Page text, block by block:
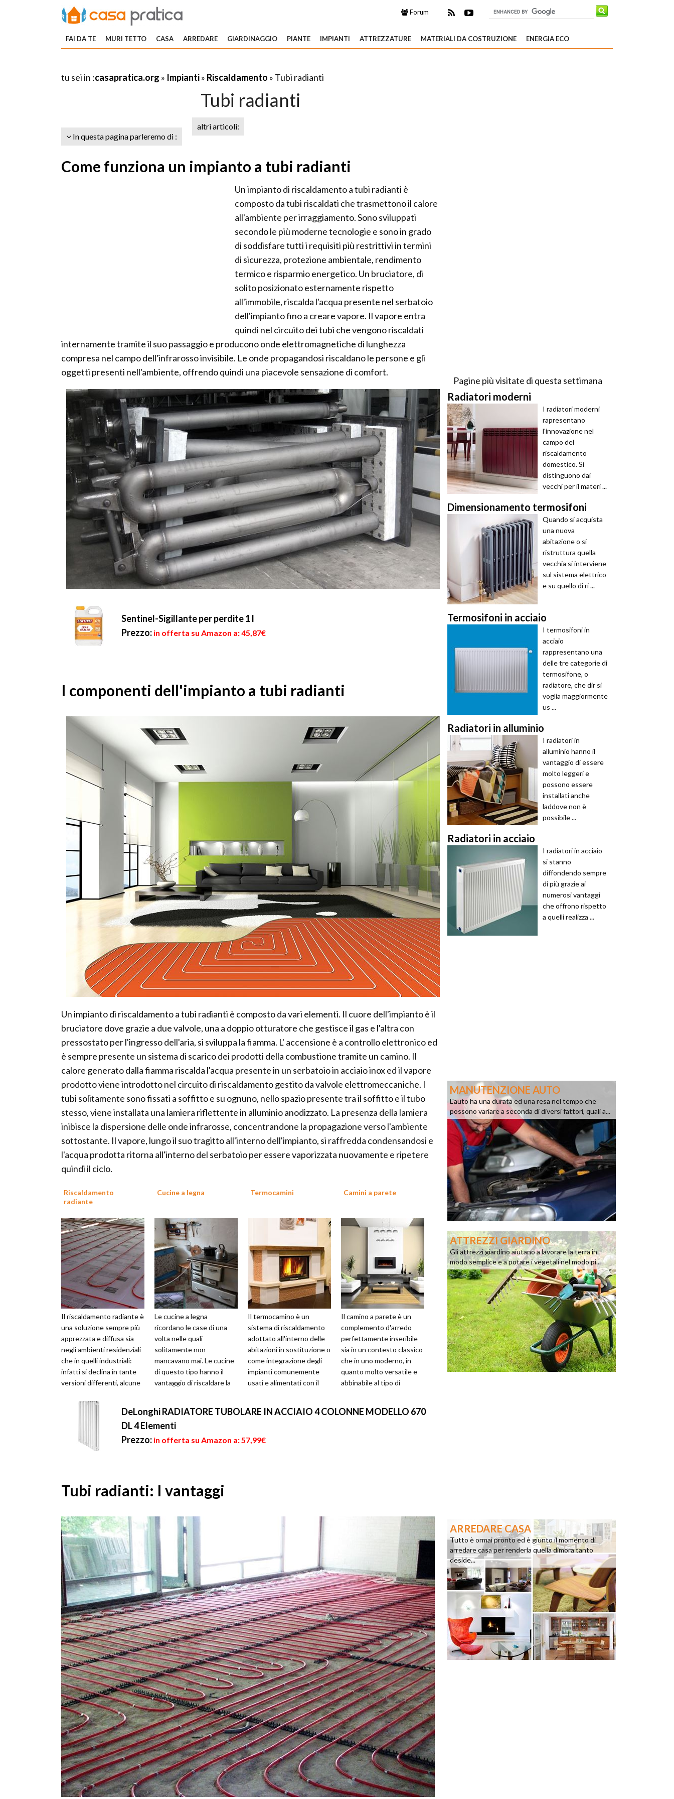
Forum
FAI DA TE MURI TETTO CASA ARREDARE GIARDINAGGIO PIANTE IMPIANTI ATTREZZATURE MATERIALI DA COSTRUZIONE ENERGIA ECO
tu sei in :casapratica.org » Impianti» Riscaldamento » Tubi radianti
Tubi radianti
In questa pagina parleremo di :
altri articoli:
Come funziona un impianto a tubi radianti
Un impianto di riscaldamento a tubi radianti è
composto da tubi riscaldati che trasmettono il calore
all'ambiente per irraggiamento. Sono sviluppati
secondo le più moderne tecnologie e sono in grado
di soddisfare tutti i requisiti più restrittivi in termini
di sicurezza, protezione ambientale, rendimento
termico e risparmio energetico. Un bruciatore, di
solito posizionato esternamente rispetto
all'immobile, riscalda l'acqua presente nel serbatoio
dell'impianto fino a creare vapore. Il vapore entra
quindi nel circuito dei tubi che vengono riscaldati
internamente tramite il suo passaggio e producono onde elettromagnetiche di lunghezza
compresa nel campo dell'infrarosso invisibile. Le onde propagandosi riscaldano le persone e gli
oggetti presenti nell'ambiente, offrendo quindi una piacevole sensazione di comfort.
Sentinel-Sigillante per perdite 1 l
Prezzo: in offerta su Amazon a: 45,87€
I componenti dell'impianto a tubi radianti
Un impianto di riscaldamento a tubi radianti è composto da vari elementi. Il cuore dell'impianto è il
bruciatore dove grazie a due valvole, una a doppio otturatore che gestisce il gas e l'altra con
pressostato per l'ingresso dell'aria, si sviluppa la fiamma. L' accensione è a controllo elettronico ed
è sempre presente un sistema di scarico dei prodotti della combustione tramite un camino. Il
calore generato dalla fiamma riscalda l'acqua presente in un serbatoio in acciaio inox ed il vapore
prodotto viene introdotto nel circuito di riscaldamento gestito da valvole elettromeccaniche. I
tubi solitamente sono fissati a soffitto e su ognuno, nello spazio presente tra il soffitto e il tubo
stesso, viene installata una lamiera riflettente in alluminio anodizzato. La presenza della lamiera
inibisce la dispersione delle onde infrarosse, concentrandone la propagazione verso l'ambiente
sottostante. Il vapore, lungo il suo tragitto all'interno dell'impianto, si raffredda condensandosi e
l'acqua prodotta ritorna all'interno del serbatoio per essere vaporizzata nuovamente e ripetere
quindi il ciclo.
Riscaldamento
radiante
Il riscaldamento radiante è
una soluzione sempre più
apprezzata e diffusa sia
negli ambienti residenziali
che in quelli industriali:
infatti si declina in tante
versioni differenti, alcune
Cucine a legna
Le cucine a legna
ricordano le case di una
volta nelle quali
solitamente non
mancavano mai. Le cucine
di questo tipo hanno il
vantaggio di riscaldare la
...
Termocamini
Il termocamino è un
sistema di riscaldamento
adottato all'interno delle
abitazioni in sostituzione o
come integrazione degli
impianti comunemente
usati e alimentati con il
Camini a parete
Il camino a parete è un
complemento d'arredo
perfettamente inseribile
sia in un contesto classico
che in uno moderno, in
quanto molto versatile e
abbinabile al tipo di
DeLonghi RADIATORE TUBOLARE IN ACCIAIO 4 COLONNE MODELLO 670
DL 4 Elementi
Prezzo: in offerta su Amazon a: 57,99€
Tubi radianti: I vantaggi
Pagine più visitate di questa settimana
Radiatori moderni
I radiatori moderni
rapresentano
l'innovazione nel
campo del
riscaldamento
domestico. Si
distinguono dai
vecchi per il materi ...
Dimensionamento termosifoni
Quando si acquista
una nuova
abitazione o si
ristruttura quella
vecchia si interviene
sul sistema elettrico
e su quello di ri ...
Termosifoni in acciaio
I termosifoni in
acciaio
rappresentano una
delle tre categorie di
termosifone, o
radiatore, che dir si
voglia maggiormente
us ...
Radiatori in alluminio
I radiatori in
alluminio hanno il
vantaggio di essere
molto leggeri e
possono essere
installati anche
laddove non è
possibile ...
Radiatori in acciaio
I radiatori in acciaio
si stanno
diffondendo sempre
di più grazie ai
numerosi vantaggi
che offrono rispetto
a quelli realizza ...
MANUTENZIONE AUTO
L'auto ha una durata ed una resa nel tempo che
possono variare a seconda di diversi fattori, quali a...
ATTREZZI GIARDINO
Gli attrezzi giardino aiutano a lavorare la terra in
modo semplice e a potare i vegetali nel modo pi...
ARREDARE CASA
Tutto è ormai pronto ed è giunto il momento di
arredare casa per renderla quella dimora tanto
deside...